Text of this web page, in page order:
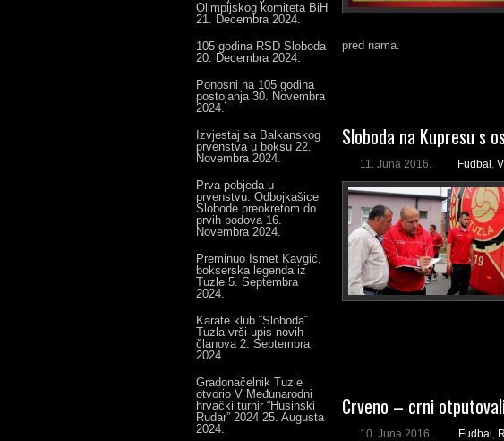
pred nama.
Sloboda na Kupresu s
11. Juna 2016. Fudbal ,
Crveno – crni
10. Juna 2016. Fudbal ,
Olimpijskog komiteta BiH
21. Decembra 2024.
105 godina RSD Sloboda
20. Decembra 2024.
Ponosni na 105 godina
postojanja 30. Novembra
2024.
Izvjestaj sa Balkanskog
prvenstva u boksu 22.
Novembra 2024.
Prva pobjeda u
prvenstvu: Odbojkašice
Slobode preokretom do
prvih bodova 16.
Novembra 2024.
Preminuo Ismet Kavgić,
bokserska legenda iz
Tuzle 5. Septembra
2024.
Karate klub ˝Sloboda˝
Tuzla vrši upis novih
članova 2. Septembra
2024.
Gradonačelnik Tuzle
otvorio V Međunarodni
hrvački turnir “Husinski
Rudar” 2024 25. Augusta
2024.